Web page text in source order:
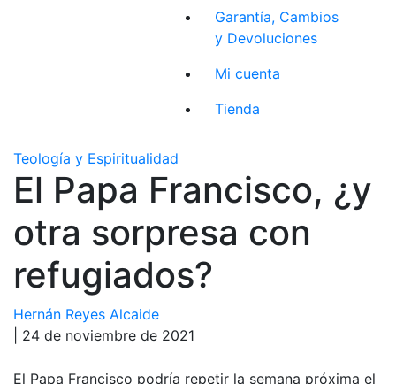
Garantía, Cambios
y Devoluciones
Mi cuenta
Tienda
Teología y Espiritualidad
El Papa Francisco, ¿y
otra sorpresa con
refugiados?
Hernán Reyes Alcaide
| 24 de noviembre de 2021
El Papa Francisco podría repetir la semana próxima el